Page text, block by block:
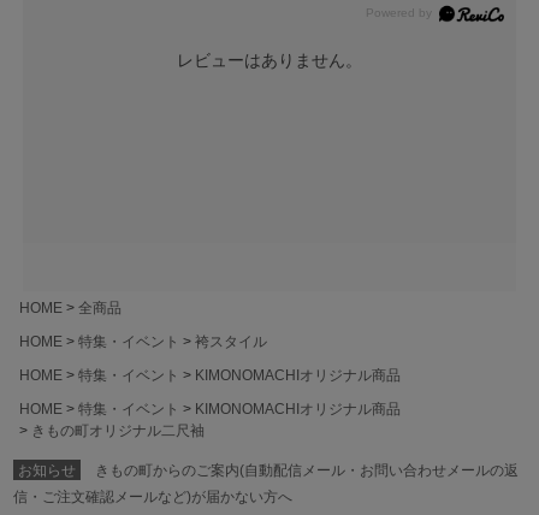
レビューはありません。
HOME
全商品
HOME
特集・イベント
袴スタイル
HOME
特集・イベント
KIMONOMACHIオリジナル商品
HOME
特集・イベント
KIMONOMACHIオリジナル商品
きもの町オリジナル二尺袖
お知らせ
きもの町からのご案内(自動配信メール・お問い合わせメールの返
信・ご注文確認メールなど)が届かない方へ